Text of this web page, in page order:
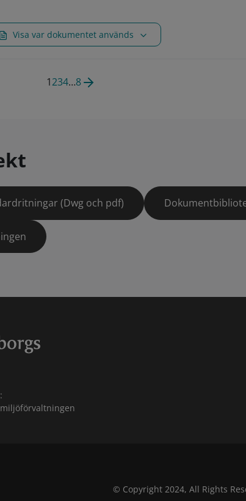
Visa var dokumentet används
1234…8
(Dwg och pdf)
© Copyright 2024, All Rights